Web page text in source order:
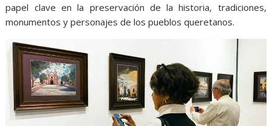
papel clave en la preservación de la historia, tradiciones,
monumentos y personajes de los pueblos queretanos.